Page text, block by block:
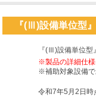
『(Ⅲ)設備単位型
『(Ⅲ)設備単位型
※製品の詳細仕様
※補助対象設備で
令和7年5月2日時